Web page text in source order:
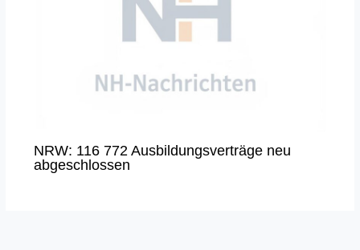
NRW: 116 772 Ausbildungsverträge neu
abgeschlossen